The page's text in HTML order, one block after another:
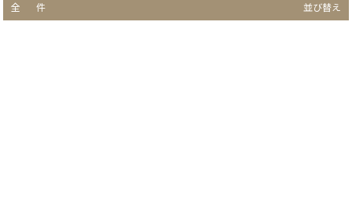
全 件 並び替え